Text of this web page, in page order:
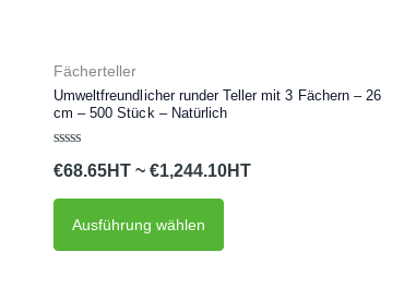
Fächerteller
Umweltfreundlicher runder Teller mit 3 Fächern – 26
cm – 500 Stück – Natürlich
mit
von
€68.65 ~ €1,244.10
Ausführung wählen
Produkt
weist
Varianten
auf.